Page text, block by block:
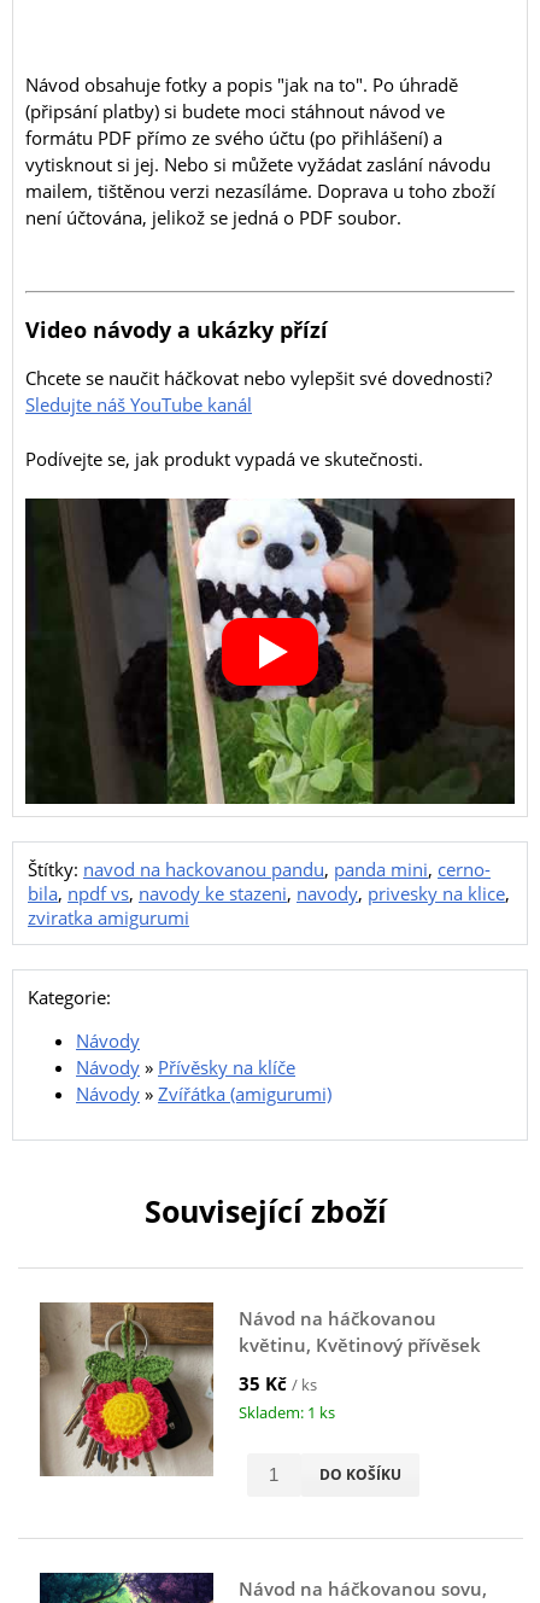
Návod obsahuje fotky a popis "jak na to". Po úhradě
(připsání platby) si budete moci stáhnout návod ve
formátu PDF přímo ze svého účtu (po přihlášení) a
vytisknout si jej. Nebo si můžete vyžádat zaslání návodu
mailem, tištěnou verzi nezasíláme. Doprava u toho zboží
není účtována, jelikož se jedná o PDF soubor.
Video návody a ukázky přízí
Chcete se naučit háčkovat nebo vylepšit své dovednosti?
Sledujte náš YouTube kanál
Podívejte se, jak produkt vypadá ve skutečnosti.
Štítky: navod na hackovanou pandu, panda mini, cerno-
bila, npdf vs, navody ke stazeni, navody, privesky na klice,
zviratka amigurumi
Kategorie:
Návody
Návody » Přívěsky na klíče
Návody » Zvířátka (amigurumi)
Související zboží
Návod na háčkovanou
květinu, Květinový přívěsek
na klíče, zelený
35 Kč / ks
Skladem: 1 ks
DO KOŠÍKU
Návod na háčkovanou sovu,